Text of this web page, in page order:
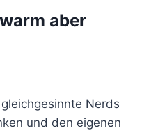
aber
Nerds
und den eigenen